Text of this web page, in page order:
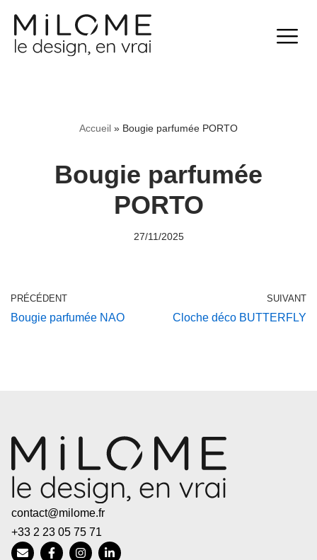
Aller
Accueil » Bougie parfumée PORTO
Bougie parfumée
PORTO
27/11/2025
PRÉCÉDENT
Bougie parfumée NAO
SUIVANT
Cloche déco BUTTERFLY
contact@milome.fr
+33 2 23 05 75 71